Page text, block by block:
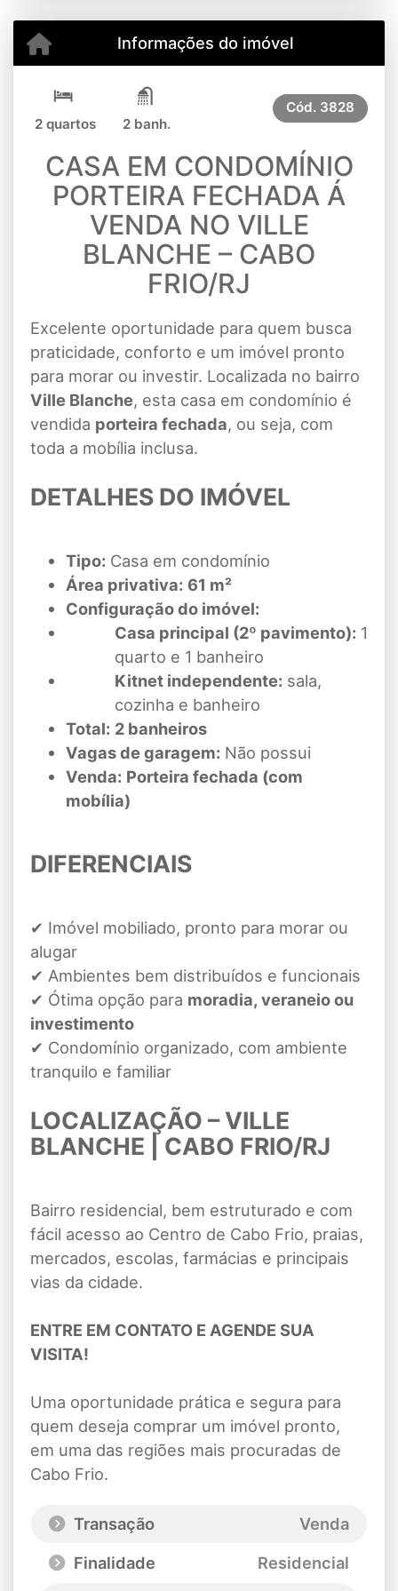
Informações do imóvel
2 quartos 2 banh.
Cód. 3828
CASA EM CONDOMÍNIO
PORTEIRA FECHADA Á
VENDA NO VILLE
BLANCHE – CABO
FRIO/RJ
Excelente oportunidade para quem busca
praticidade, conforto e um imóvel pronto
para morar ou investir. Localizada no bairro
Ville Blanche, esta casa em condomínio é
vendida porteira fechada, ou seja, com
toda a mobília inclusa.
DETALHES DO IMÓVEL
Tipo: Casa em condomínio
Área privativa: 61 m²
Configuração do imóvel:
Casa principal (2º pavimento): 1
quarto e 1 banheiro
Kitnet independente: sala,
cozinha e banheiro
Total: 2 banheiros
Vagas de garagem: Não possui
Venda: Porteira fechada (com
mobília)
DIFERENCIAIS
✔ Imóvel mobiliado, pronto para morar ou
alugar
✔ Ambientes bem distribuídos e funcionais
✔ Ótima opção para moradia, veraneio ou
investimento
✔ Condomínio organizado, com ambiente
tranquilo e familiar
LOCALIZAÇÃO – VILLE
BLANCHE | CABO FRIO/RJ
Bairro residencial, bem estruturado e com
fácil acesso ao Centro de Cabo Frio, praias,
mercados, escolas, farmácias e principais
vias da cidade.
ENTRE EM CONTATO E AGENDE SUA
VISITA!
Uma oportunidade prática e segura para
quem deseja comprar um imóvel pronto,
em uma das regiões mais procuradas de
Cabo Frio.
Transação
Venda
Finalidade
Residencial